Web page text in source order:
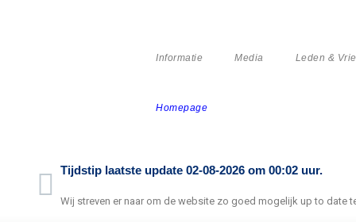
Informatie Media Leden &
Homepage
Tijdstip laatste update 02-08-2026 om 00:02 uur.
Wij streven er naar om de website zo goed mogelijk up to date